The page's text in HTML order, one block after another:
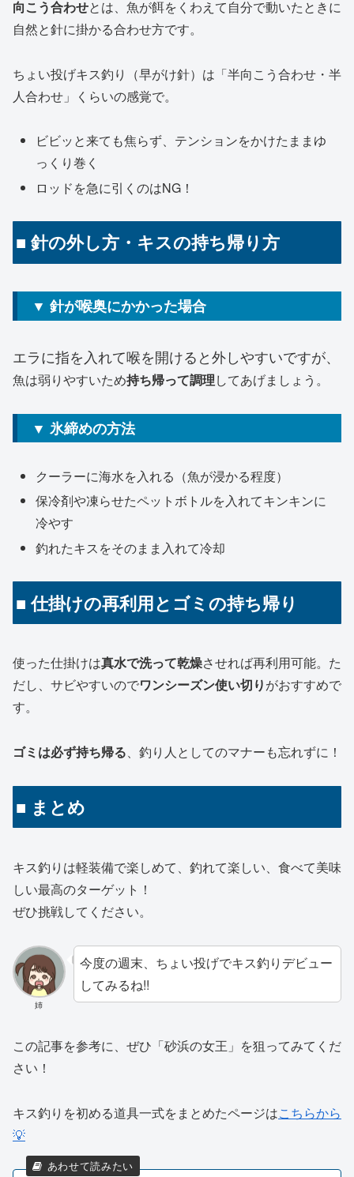
向こう合わせとは、魚が餌をくわえて自分で動いたときに
自然と針に掛かる合わせ方です。
ちょい投げキス釣り（早がけ針）は「半向こう合わせ・半
人合わせ」くらいの感覚で。
ビビッと来ても焦らず、テンションをかけたままゆ
っくり巻く
ロッドを急に引くのはNG！
■ 針の外し方・キスの持ち帰り方
▼ 針が喉奥にかかった場合
エラに指を入れて喉を開けると外しやすいですが、
魚は弱りやすいため持ち帰って調理してあげましょう。
▼ 氷締めの方法
クーラーに海水を入れる（魚が浸かる程度）
保冷剤や凍らせたペットボトルを入れてキンキンに
冷やす
釣れたキスをそのまま入れて冷却
■ 仕掛けの再利用とゴミの持ち帰り
使った仕掛けは真水で洗って乾燥させれば再利用可能。た
だし、サビやすいのでワンシーズン使い切りがおすすめで
す。
ゴミは必ず持ち帰る、釣り人としてのマナーも忘れずに！
■ まとめ
キス釣りは軽装備で楽しめて、釣れて楽しい、食べて美味
しい最高のターゲット！
ぜひ挑戦してください。
姉
今度の週末、ちょい投げでキス釣りデビュー
してみるね!!
この記事を参考に、ぜひ「砂浜の女王」を狙ってみてくだ
さい！
キス釣りを初める道具一式をまとめたページはこちらから
💡